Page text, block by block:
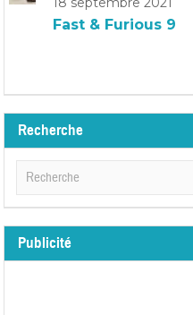
Fast & Furious 9
Recherche
Publicité